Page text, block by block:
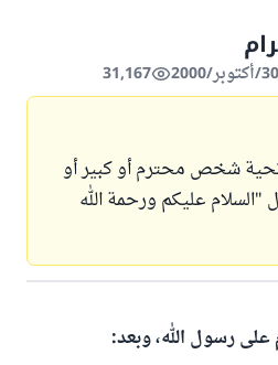
31,167
شخص محترم أو كبير أو
"السلام عليكم ورحمة الله
على رسول الله، وبعد: